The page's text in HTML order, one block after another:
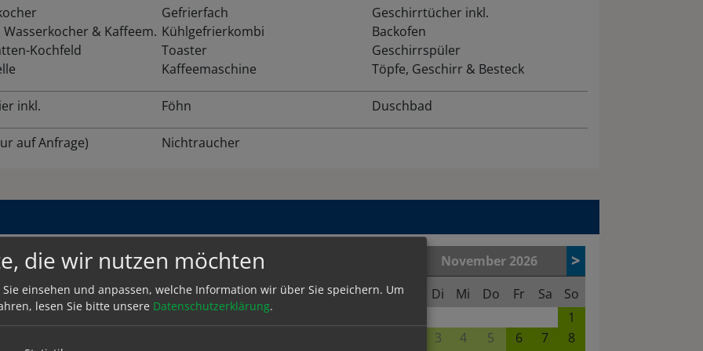
Gefrierfach
Geschirrtücher inkl.
& Kaffeem. Kühlgefrierkombi
Backofen
Kochfeld
Toaster
Geschirrspüler
Kaffeemaschine Töpfe, Geschirr & Besteck
inkl. Föhn Duschbad
auf Anfrage) Nichtraucher
September2026
Di Mi Do Fr Sa
So
Oktober
Mo
Di Mi Do Fr Sa
So
November 2026
Mo
Di Mi Do Fr Sa
So
1
3 4 5 6 7
8
>
die wir nutzen möchten
Sie einsehen und anpassen, welche Information wir über Sie speichern. Um
lesen Sie bitte unsere Datenschutzerklärung.